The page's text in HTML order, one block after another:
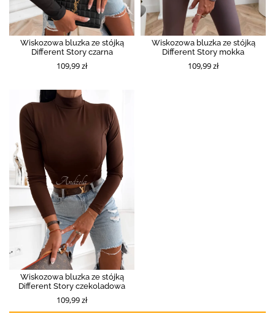
Wiskozowa bluzka ze stójką
Different Story czarna
109,99 zł
Wiskozowa bluzka ze stójką
Different Story mokka
109,99 zł
Wiskozowa bluzka ze stójką
Different Story czekoladowa
109,99 zł